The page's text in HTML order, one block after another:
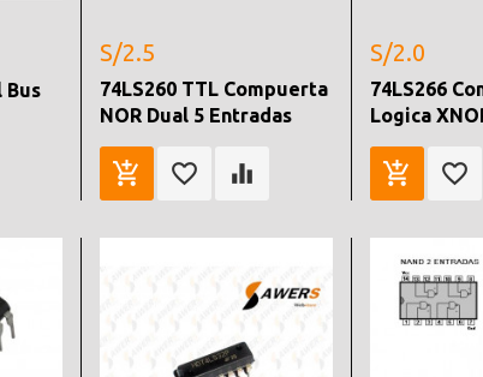
Bus
S/2.5
74LS260 TTL Compuerta
NOR Dual 5 Entradas
S/2.0
74LS266
Logica